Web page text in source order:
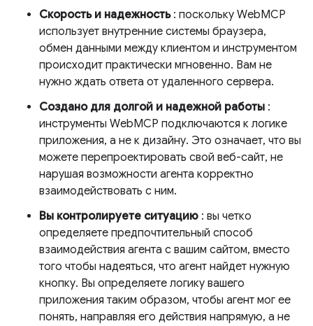
Скорость и надежность: поскольку WebMCP
использует внутренние системы браузера,
обмен данными между клиентом и инструментом
происходит практически мгновенно. Вам не
нужно ждать ответа от удаленного сервера.
Создано для долгой и надежной работы :
инструменты WebMCP подключаются к логике
приложения, а не к дизайну. Это означает, что вы
можете перепроектировать свой веб-сайт, не
нарушая возможности агента корректно
взаимодействовать с ним.
Вы контролируете ситуацию : вы четко
определяете предпочтительный способ
взаимодействия агента с вашим сайтом, вместо
того чтобы надеяться, что агент найдет нужную
кнопку. Вы определяете логику вашего
приложения таким образом, чтобы агент мог ее
понять, направляя его действия напрямую, а не